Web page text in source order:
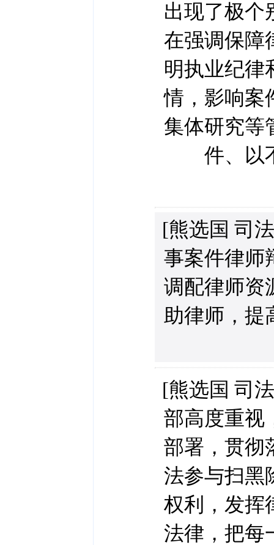
出现了极个
在强调保障
明执业纪律
情，影响案
集体研究等
件、以
[熊选国 司
事案件律师
调配律师资
助律师，提
[熊选国 司
部高度重视
部署，贯彻
法参与扫黑
权利，发挥
法律，把每